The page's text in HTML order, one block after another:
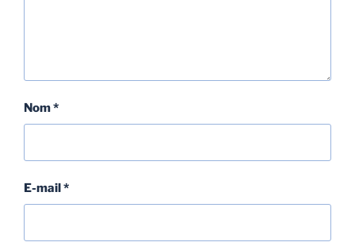
Nom*
E-mail *